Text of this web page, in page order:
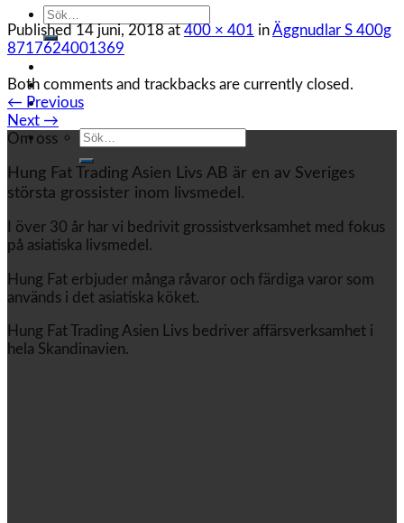
Sök
efter:
Sök
Published 14 juni, 2018 at 400 × 401 inÄggnudlar S 400g
8717624001369
Both comments and trackbacks are currently closed.
← Previous
Next →
Om oss
Hung Fat Trading Asien Livs AB är en av Sveriges
största grossister inom livsmedel.
I över 30 år har vi bedrivit grossistverksamhet med fokus
på asiatiska livsmedel.
Hung Fat erbjuder många råvaror och färdiga varor som
används i det asiatiska köket.
Hung Fat Trading Asien Livs bedriver affärsverksamhet i
hela Skandinavien.